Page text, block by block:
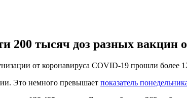
200 тысяч доз разных вакцин
от коронавируса COVID-19 прошли более
Это немного превышает показатель